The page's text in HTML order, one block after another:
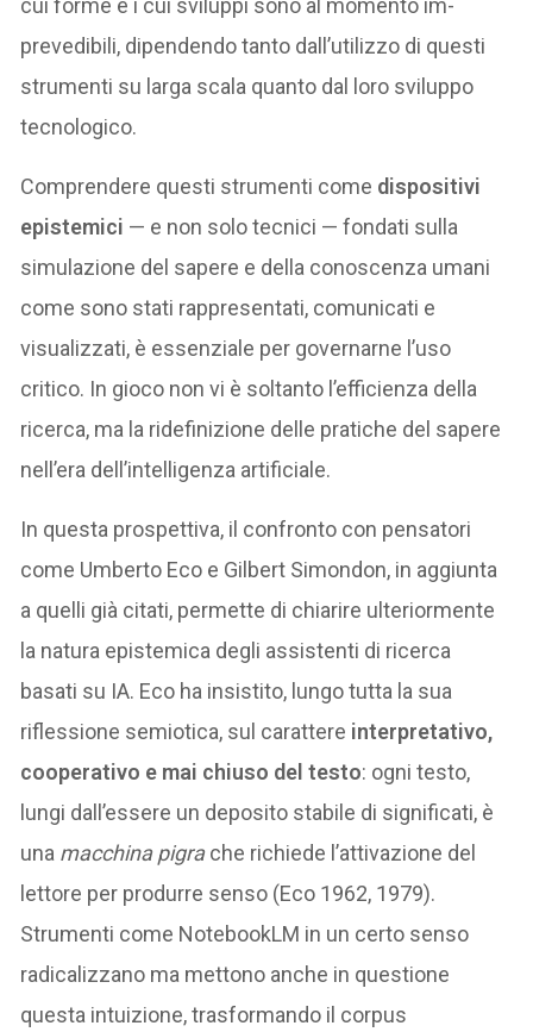
cui forme e i cui sviluppi sono al momento im-
prevedibili, dipendendo tanto dall’utilizzo di questi
strumenti su larga scala quanto dal loro sviluppo
tecnologico.
Comprendere questi strumenti come dispositivi
epistemici — e non solo tecnici — fondati sulla
simulazione del sapere e della conoscenza umani
come sono stati rappresentati, comunicati e
visualizzati, è essenziale per governarne l’uso
critico. In gioco non vi è soltanto l’efficienza della
ricerca, ma la ridefinizione delle pratiche del sapere
nell’era dell’intelligenza artificiale.
In questa prospettiva, il confronto con pensatori
come Umberto Eco e Gilbert Simondon, in aggiunta
a quelli già citati, permette di chiarire ulteriormente
la natura epistemica degli assistenti di ricerca
basati su IA. Eco ha insistito, lungo tutta la sua
riflessione semiotica, sul carattere interpretativo,
cooperativo e mai chiuso del testo: ogni testo,
lungi dall’essere un deposito stabile di significati, è
una macchina pigrache richiede l’attivazione del
lettore per produrre senso (Eco 1962, 1979).
Strumenti come NotebookLM in un certo senso
radicalizzano ma mettono anche in questione
questa intuizione, trasformando il corpus